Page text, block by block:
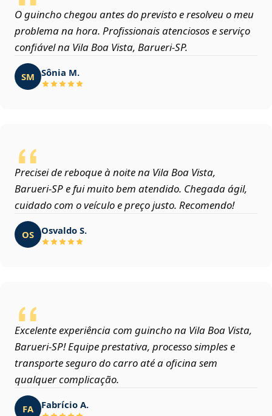
O guincho chegou antes do previsto e resolveu o meu
problema na hora. Profissionais atenciosos e serviço
confiável na Vila Boa Vista, Barueri‑SP.
SM Sônia M.
Precisei de reboque à noite na Vila Boa Vista,
Barueri‑SP e fui muito bem atendido. Chegada ágil,
cuidado com o veículo e preço justo. Recomendo!
OS Osvaldo S.
Excelente experiência com guincho na Vila Boa Vista,
Barueri‑SP! Equipe prestativa, processo simples e
transporte seguro do carro até a oficina sem
qualquer complicação.
FA Fabrício A.